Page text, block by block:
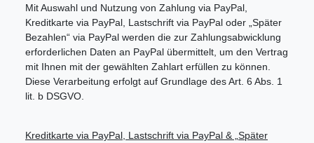
Mit Auswahl und Nutzung von Zahlung via PayPal,
Kreditkarte via PayPal, Lastschrift via PayPal oder „Später
Bezahlen“ via PayPal werden die zur Zahlungsabwicklung
erforderlichen Daten an PayPal übermittelt, um den Vertrag
mit Ihnen mit der gewählten Zahlart erfüllen zu können.
Diese Verarbeitung erfolgt auf Grundlage des Art. 6 Abs. 1
lit. b DSGVO.
Kreditkarte via PayPal, Lastschrift via PayPal & „Später